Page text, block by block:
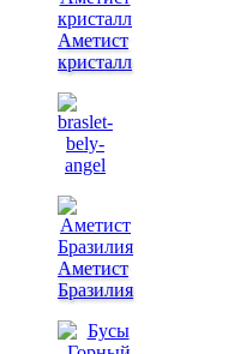
Аметист
кристалл
Аметист
Бразилия